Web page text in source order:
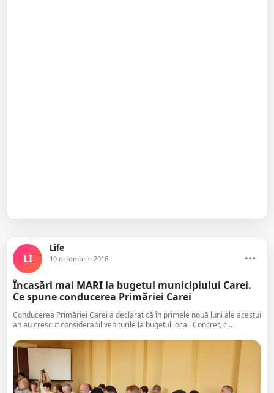
LI
Life
10 octombrie 2016
Încasări mai MARI la bugetul municipiului Carei.
Ce spune conducerea Primăriei Carei
Conducerea Primăriei Carei a declarat că în primele nouă luni ale acestui
an au crescut considerabil veniturile la bugetul local. Concret, c...